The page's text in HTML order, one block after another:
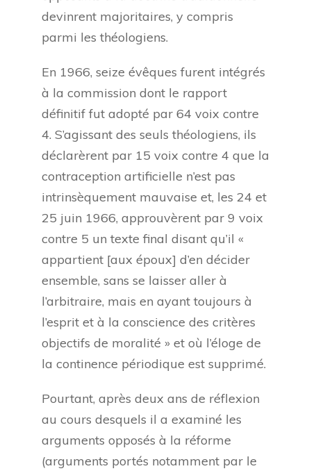
devinrent majoritaires, y compris
parmi les théologiens.
En 1966, seize évêques furent intégrés
à la commission dont le rapport
définitif fut adopté par 64 voix contre
4. S’agissant des seuls théologiens, ils
déclarèrent par 15 voix contre 4 que la
contraception artificielle n’est pas
intrinsèquement mauvaise et, les 24 et
25 juin 1966, approuvèrent par 9 voix
contre 5 un texte final disant qu’il «
appartient [aux époux] d’en décider
ensemble, sans se laisser aller à
l’arbitraire, mais en ayant toujours à
l’esprit et à la conscience des critères
objectifs de moralité » et où l’éloge de
la continence périodique est supprimé.
Pourtant, après deux ans de réflexion
au cours desquels il a examiné les
arguments opposés à la réforme
(arguments portés notamment par le